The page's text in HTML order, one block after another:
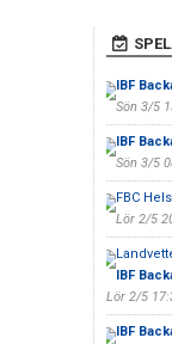
IBF
Sön 3/5
IBF
Sön 3/5
FBC
Lör 2/5
IBF
Lör 2/5
IBF